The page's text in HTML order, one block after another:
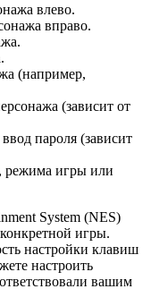
влево.
вправо.
(например,
(зависит от
пароля (зависит
режима игры или
System (NES)
игры.
настройки клавиш
настроить
вашим